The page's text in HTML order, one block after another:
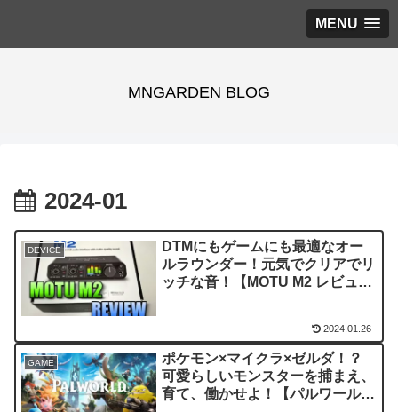
MENU
MNGARDEN BLOG
2024-01
DEVICE
DTMにもゲームにも最適なオー
ルラウンダー！元気でクリアでリ
ッチな音！【MOTU M2 レビュ
2024.01.26
GAME
ポケモン×マイクラ×ゼルダ！？
可愛らしいモンスターを捕まえ、
育て、働かせよ！【パルワールド